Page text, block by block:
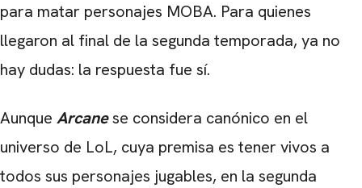
para matar personajes MOBA. Para quienes
llegaron al final de la segunda temporada, ya no
hay dudas: la respuesta fue sí.
Aunque Arcanese considera canónico en el
universo de LoL, cuya premisa es tener vivos a
todos sus personajes jugables, en la segunda